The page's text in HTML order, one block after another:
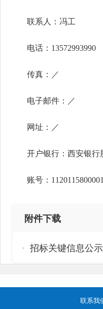
联系人：冯工
电话： 13572993990
传真： ／
电子邮件： ／
网址： ／
开户银行：西安银行
账号：
附件下载
招标关键信息公
联系我